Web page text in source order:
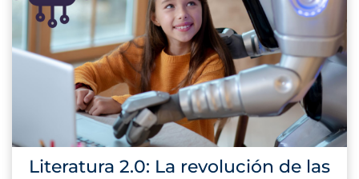
Literatura 2.0: La revolución de las